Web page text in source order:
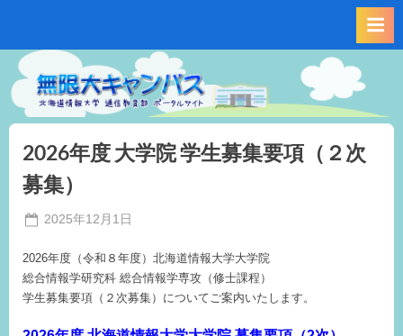
content
2026年度 大学院 学生募集要項（２次
募集）
Posted
2025年12月1日
務
局
M.I
2026年度（令和８年度）北海道情報大学大学院
総合情報学研究科 総合情報学専攻（修士課程）
学生募集要項（２次募集）についてご案内いたします。